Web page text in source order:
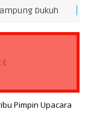
FOKUS
Pimpin Upacara